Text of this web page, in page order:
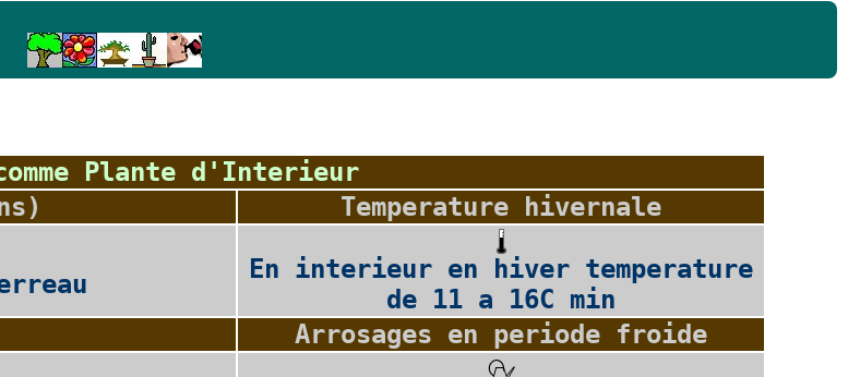
Plante d'Interieur
Temperature hivernale
En interieur en hiver temperature
de 11 a 16C min
Arrosages en periode froide